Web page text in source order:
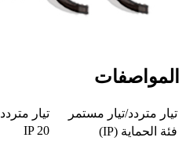
المواصفات
تيار متردد/تيار مستمر
تيار متردد
فئة الحماية (IP)
IP 20